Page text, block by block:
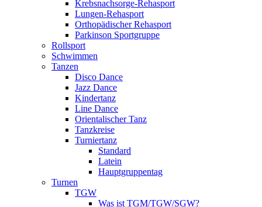
Krebsnachsorge-Rehasport
Lungen-Rehasport
Orthopädischer Rehasport
Parkinson Sportgruppe
Rollsport
Schwimmen
Tanzen
Disco Dance
Jazz Dance
Kindertanz
Line Dance
Orientalischer Tanz
Tanzkreise
Turniertanz
Standard
Latein
Hauptgruppentag
Turnen
TGW
Was ist TGM/TGW/SGW?